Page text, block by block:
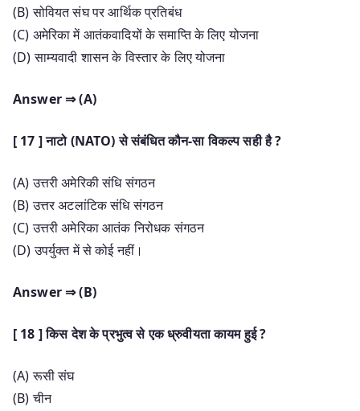
(B) सोवियत संघ पर आर्थिक प्रतिबंध
(C) अमेरिका में आतंकवादियों के समाप्ति के लिए योजना
(D) साम्यवादी शासन के विस्तार के लिए योजना
Answer ⇒ (A)
[ 17 ] नाटो (NATO) से संबंधित कौन-सा विकल्प सही है ?
(A) उत्तरी अमेरिकी संधि संगठन
(B) उत्तर अटलांटिक संधि संगठन
(C) उत्तरी अमेरिका आतंक निरोधक संगठन
(D) उपर्युक्त में से कोई नहीं।
Answer ⇒ (B)
[ 18 ] किस देश के प्रभुत्व से एक ध्रुवीयता कायम हुई ?
(A) रूसी संघ
(B) चीन